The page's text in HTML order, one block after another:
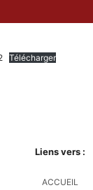
Télécharger
Liens vers :
ACCUEIL